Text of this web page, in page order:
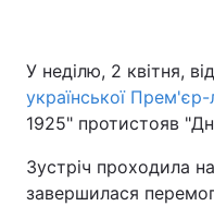
У неділю, 2 квітня,
української Прем'єр-
1925" протистояв
Зустріч проходила на
завершилася